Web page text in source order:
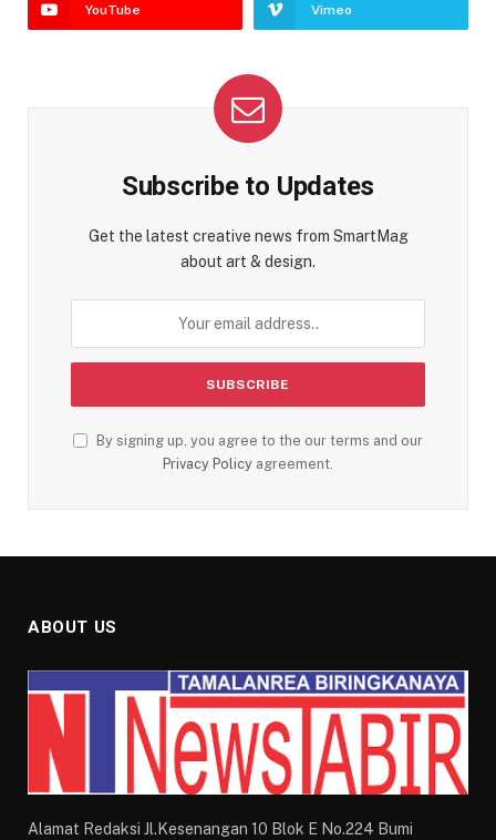
YouTube Vimeo
Subscribe to Updates
Get the latest creative news from SmartMag
about art & design.
By signing up, you agree to the our terms and our
Privacy Policy agreement.
ABOUT US
Alamat Redaksi Jl.Kesenangan 10 Blok E No.224 Bumi